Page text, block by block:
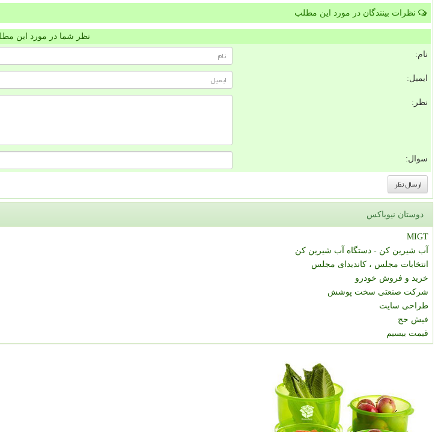
نظرات بینندگان در مورد این مطلب
نظر شما در مورد این
نام:
ایمیل:
نظر:
سوال:
دوستان نیوباکس
MIGT
آب شیرین کن - دستگاه آب شیرین کن
انتخابات مجلس ، کاندیدای مجلس
خرید و فروش خودرو
شرکت صنعتی سخت پوشش
طراحی سایت
فیش حج
قیمت بیسیم